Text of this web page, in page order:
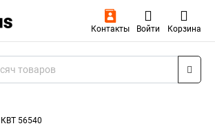
Контакты Войти Корзина
КВТ 56540